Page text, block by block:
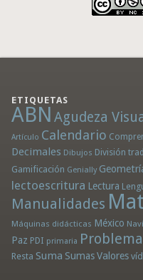
ETIQUETAS
ABN Agudeza
Artículo Calendario
Decimales Dibujos División
Gamificación Genially
lectoescritura Lectura
Manualidades
Máquinas didácticas México
Paz PDI primaria
Resta Suma Sumas Valores